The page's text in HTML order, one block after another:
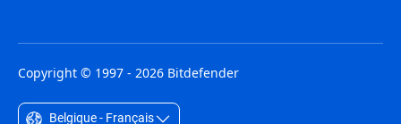
Copyright © 1997 - 2026 Bitdefender
Belgique - Français